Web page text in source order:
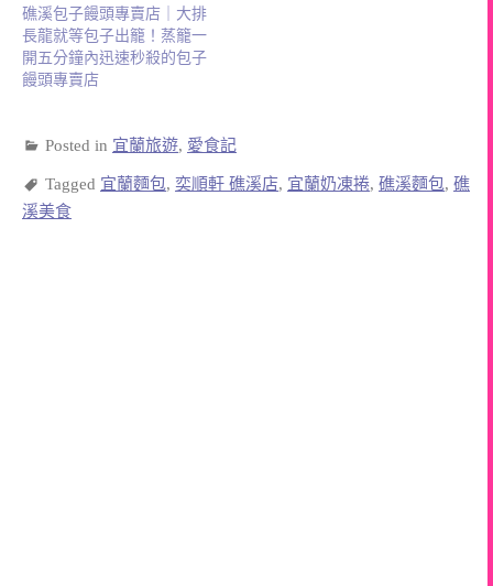
礁溪包子饅頭專賣店｜大排
長龍就等包子出籠！蒸籠一
開五分鐘內迅速秒殺的包子
饅頭專賣店
Posted in 宜蘭旅遊, 愛食記
Tagged 宜蘭麵包, 奕順軒 礁溪店, 宜蘭奶凍捲, 礁溪麵包, 礁
溪美食